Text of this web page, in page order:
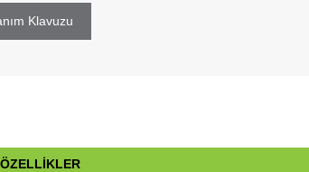
Klavuzu